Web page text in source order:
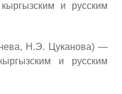
и русским
Н.Э. Цуканова) —
и русским